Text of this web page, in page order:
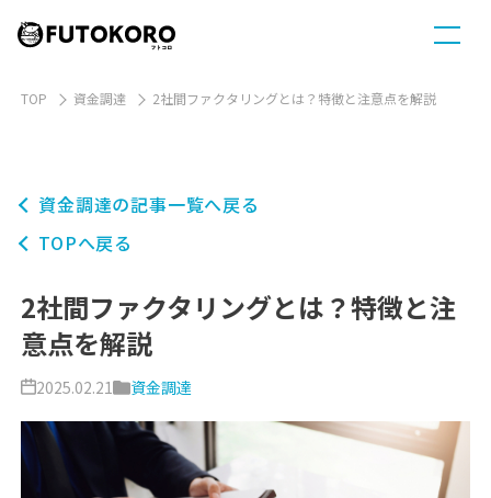
TOP 資金調達 2社間ファクタリングとは？特徴と注意点を解説
資金調達の記事一覧へ戻る
TOPへ戻る
2社間ファクタリングとは？特徴と注
意点を解説
2025.02.21 資金調達